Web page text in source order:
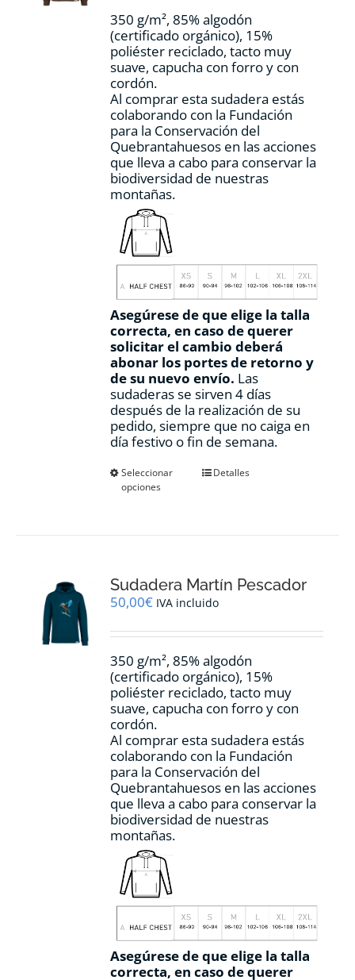
página
de
producto
350 g/m², 85% algodón
(certificado orgánico), 15%
poliéster reciclado, tacto muy
suave, capucha con forro y con
cordón.
Al comprar esta sudadera estás
colaborando con la Fundación
para la Conservación del
Quebrantahuesos en las acciones
que lleva a cabo para conservar la
biodiversidad de nuestras
montañas.
Asegúrese de que elige la talla
correcta, en caso de querer
solicitar el cambio deberá
abonar los portes de retorno y
de su nuevo envío. Las
sudaderas se sirven 4 días
después de la realización de su
pedido, siempre que no caiga en
día festivo o fin de semana.
Seleccionar
opciones
Este
se
pueden
en
página
de
producto
Detalles
Sudadera Martín Pescador
50,00€ IVA incluido
350 g/m², 85% algodón
(certificado orgánico), 15%
poliéster reciclado, tacto muy
suave, capucha con forro y con
cordón.
Al comprar esta sudadera estás
colaborando con la Fundación
para la Conservación del
Quebrantahuesos en las acciones
que lleva a cabo para conservar la
biodiversidad de nuestras
montañas.
Asegúrese de que elige la talla
correcta, en caso de querer